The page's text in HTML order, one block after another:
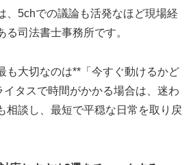
、5chでの議論も活発なほど現場経
司法書士事務所です。
も大切なのは**「今すぐ動けるかど
イタスで時間がかかる場合は、迷わ
相談し、最短で平穏な日常を取り戻